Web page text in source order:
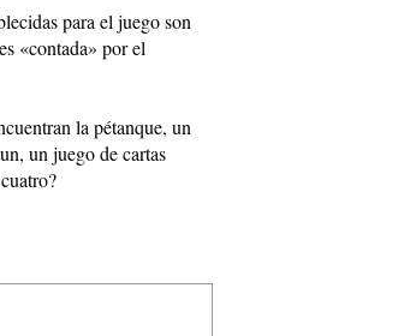
para el juego son
«contada» por el
la pétanque, un
un juego de cartas